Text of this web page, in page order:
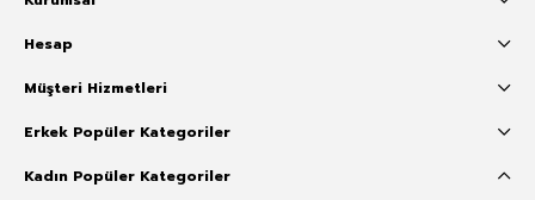
Hesap
Müşteri Hizmetleri
Erkek Popüler Kategoriler
Kadın Popüler Kategoriler